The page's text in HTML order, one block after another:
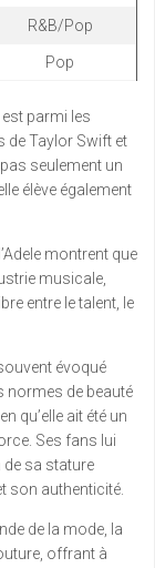
R&B/Pop
Pop
parmi les
de Taylor Swift et
seulement un
élève également
montrent que
musicale,
entre le talent, le
évoqué
normes de beauté
qu’elle ait été un
Ses fans lui
de sa stature
son authenticité.
de la mode, la
offrant à